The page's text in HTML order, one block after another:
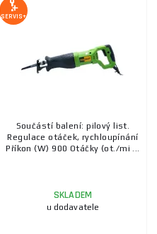
SERVIS+
Součástí balení: pilový list.
Regulace otáček, rychloupínání
Příkon (W) 900 Otáčky (ot./mi ...
SKLADEM
u dodavatele